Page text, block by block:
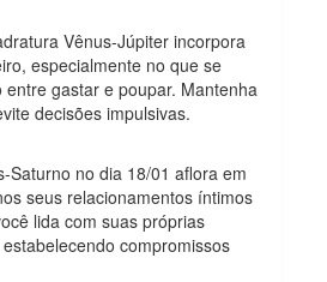
Vênus-Júpiter incorpora
especialmente no que se
gastar e poupar. Mantenha
decisões impulsivas.
Saturno no dia 18/01 aflora em
seus relacionamentos íntimos
lida com suas próprias
compromissos